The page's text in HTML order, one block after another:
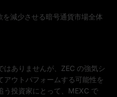
減少させる暗号通貨市場全体
はありませんが、ZEC の強気シ
アウトパフォームする可能性を
う投資家にとって、MEXC で